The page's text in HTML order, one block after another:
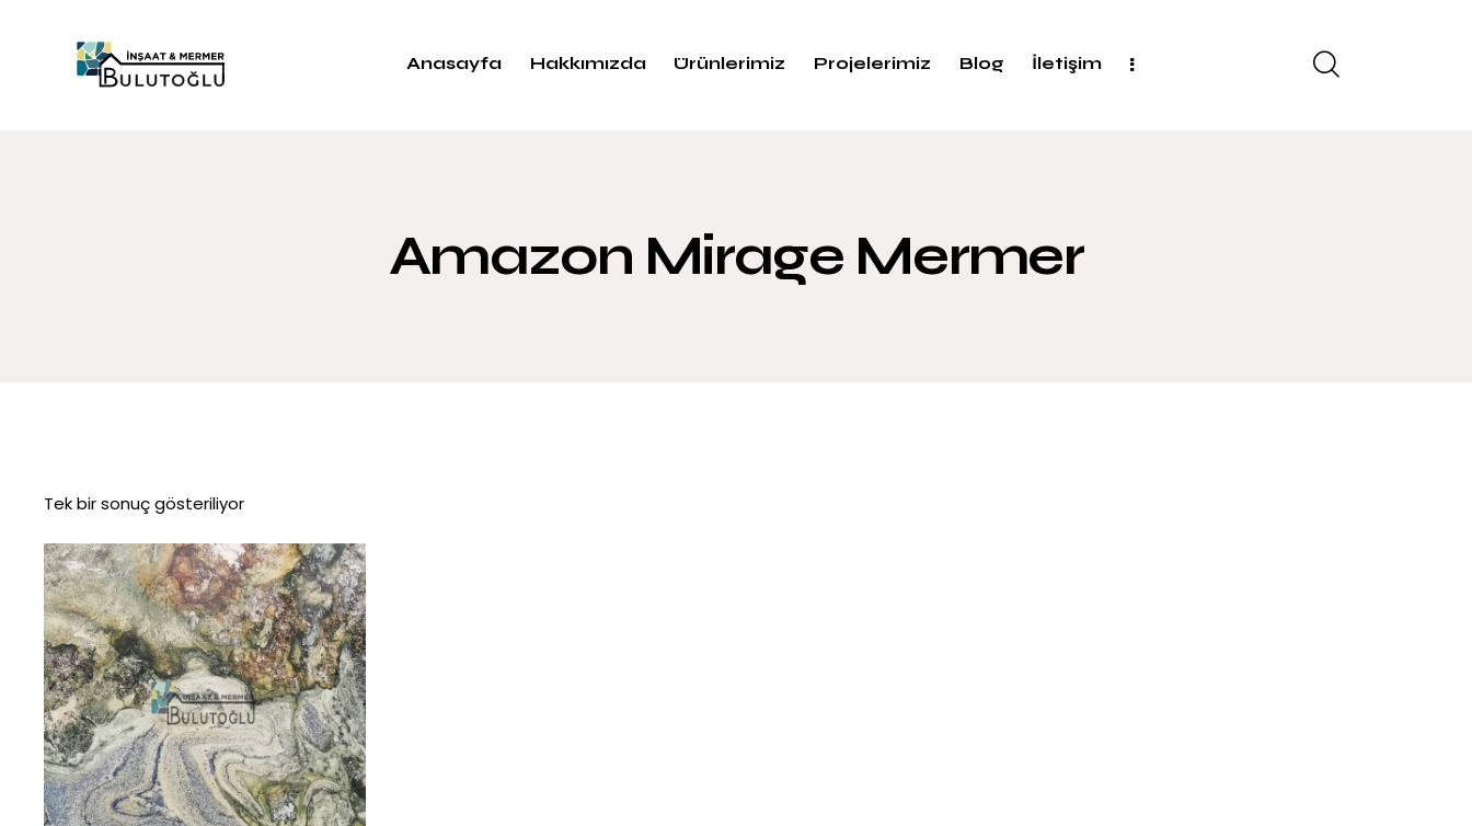
Anasayfa Hakkımızda Ürünlerimiz Projelerimiz Blog İletişim
Amazon Mirage Mermer
Tek bir sonuç gösteriliyor